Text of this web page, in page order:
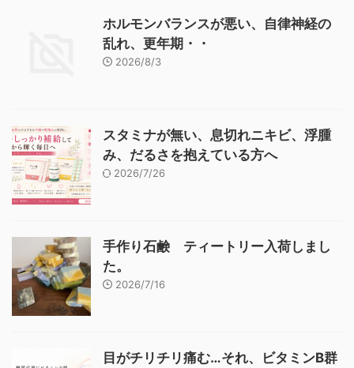
ホルモンバランスが悪い、自律神経の
乱れ、更年期・・
2026/8/3
スタミナが無い、息切れニキビ、浮腫
み、だるさを抱えている方へ
2026/7/26
手作り石鹸 ティートリー入荷しまし
た。
2026/7/16
目がチリチリ痛む…それ、ビタミンB群